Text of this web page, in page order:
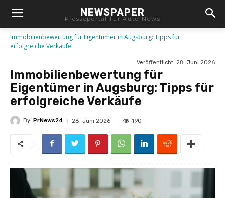
NEWSPAPER
Presseportal für Auto-News
Immobilienbewertung für Eigentümer in Augsburg: Tipps für
erfolgreiche Verkäufe
Veröffentlicht: 28. Juni 2026
Immobilienbewertung für
Eigentümer in Augsburg: Tipps für
erfolgreiche Verkäufe
By PrNews24 28. Juni 2026 190